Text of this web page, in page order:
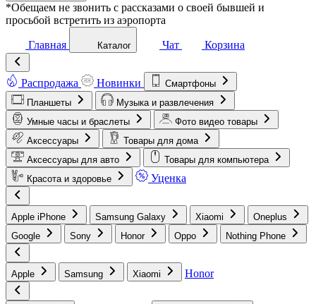
*Обещаем не звонить с рассказами о своей бывшей и
просьбой встретить из аэропорта
Главная Каталог Чат Корзина
Распродажа Новинки
Смартфоны
Планшеты
Музыка и развлечения
Умные часы и браслеты
Фото видео товары
Аксессуары
Товары для дома
Аксессуары для авто
Товары для компьютера
Красота и здоровье
Уценка
Apple iPhone Samsung Galaxy Xiaomi
Oneplus
Google
Sony Honor Oppo Nothing Phone
Apple Samsung Xiaomi Honor